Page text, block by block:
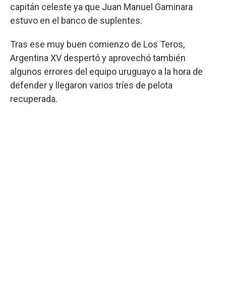
capitán celeste ya que Juan Manuel Gaminara
estuvo en el banco de suplentes.
Tras ese muy buen comienzo de Los Teros,
Argentina XV despertó y aprovechó también
algunos errores del equipo uruguayo a la hora de
defender y llegaron varios tríes de pelota
recuperada.